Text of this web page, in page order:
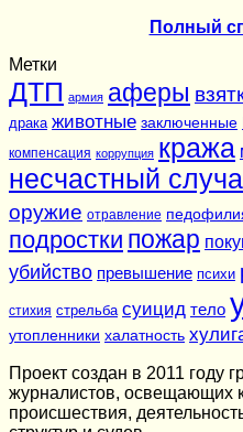
Полный
Метки
ДТП армия аферы
драка животные заключенные
компенсация коррупция кража
несчастный
оружие отравление
подростки пожар
убийство превышение психи
стихия стрельба суицид тело
утопленники халатность
Проект создан в 2011 году
журналистов, освещающих
происшествия,